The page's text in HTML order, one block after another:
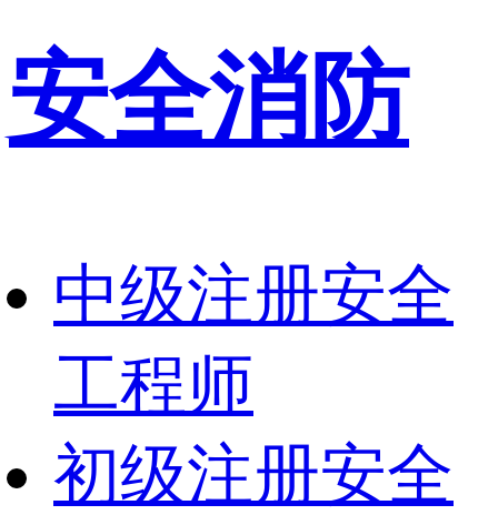
安全消防
中级注册安全
工程师
初级注册安全